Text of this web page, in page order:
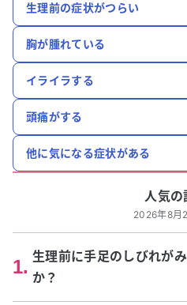
生理前の症状がつらい
胸が腫れている
イライラする
頭痛がする
他に気になる症状がある
人気の
2026年8月
1. 生理前に手足のしびれが
か？